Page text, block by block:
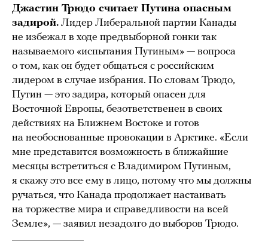
Джастин Трюдо считает Путина опасным
задирой. Лидер Либеральной партии Канады
не избежал в ходе предвыборной гонки так
называемого «испытания Путиным» — вопроса
о том, как он будет общаться с российским
лидером в случае избрания. По словам Трюдо,
Путин — это задира, который опасен для
Восточной Европы, безответственен в своих
действиях на Ближнем Востоке и готов
на необоснованные провокации в Арктике. «Если
мне представится возможность в ближайшие
месяцы встретиться с Владимиром Путиным,
я скажу это все ему в лицо, потому что мы должны
ручаться, что Канада продолжает настаивать
на торжестве мира и справедливости на всей
Земле», — заявил незадолго до выборов Трюдо.